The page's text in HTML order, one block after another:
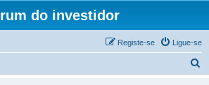
do investidor
Ligue-se
Registe-se